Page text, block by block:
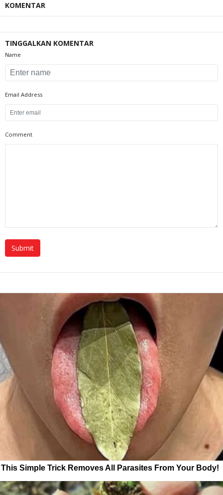
KOMENTAR
TINGGALKAN KOMENTAR
Name
Email Address
Comment
This Simple Trick Removes All Parasites From Your Body!